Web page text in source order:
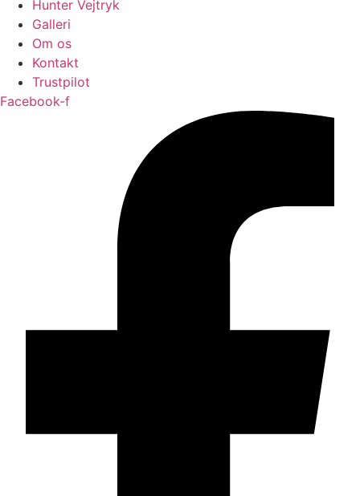
Hunter Vejtryk
Galleri
Om os
Kontakt
Trustpilot
Facebook-f